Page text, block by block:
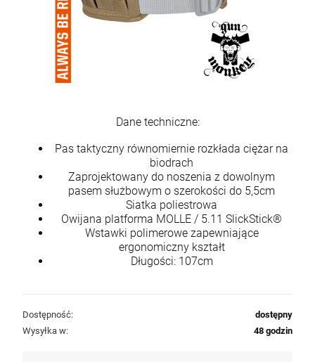
Dane techniczne:
Pas taktyczny równomiernie rozkłada ciężar na
biodrach
Zaprojektowany do noszenia z dowolnym
pasem służbowym o szerokości do 5,5cm
Siatka poliestrowa
Owijana platforma MOLLE / 5.11 SlickStick®
Wstawki polimerowe zapewniające
ergonomiczny kształt
Długości: 107cm
Dostępność:
dostępny
Wysyłka w:
48 godzin